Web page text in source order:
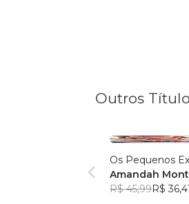
Outros
Os Pequenos
Amandah
R$ 45,99R$